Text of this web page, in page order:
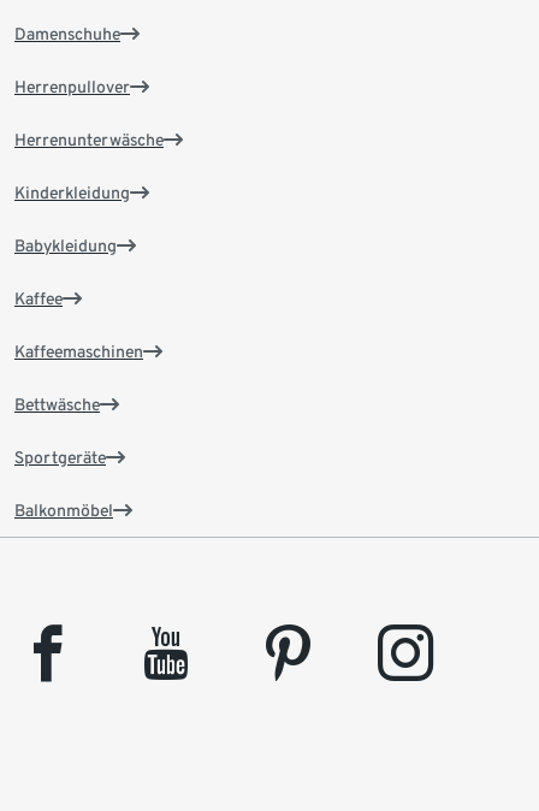
Damenschuhe
Herrenpullover
Herrenunterwäsche
Kinderkleidung
Babykleidung
Kaffee
Kaffeemaschinen
Bettwäsche
Sportgeräte
Balkonmöbel
facebook youtube pinterest instagram